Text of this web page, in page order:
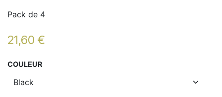
Pack de 4
21,60 €
COULEUR